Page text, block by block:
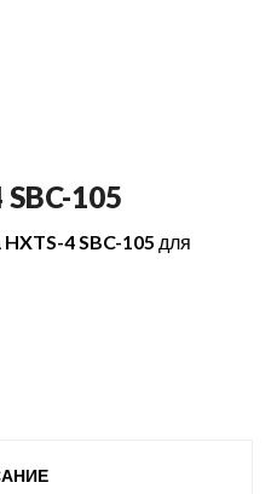
105
4 SBC-105 для